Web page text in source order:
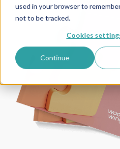
used in your browser to
not to be tracked.
Cookies
Continue